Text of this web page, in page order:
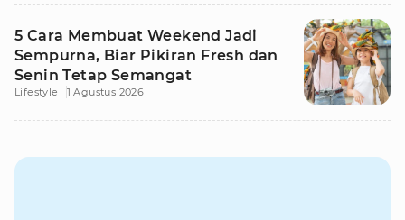
5 Cara Membuat Weekend Jadi
Sempurna, Biar Pikiran Fresh dan
Senin Tetap Semangat
Lifestyle 1 Agustus 2026